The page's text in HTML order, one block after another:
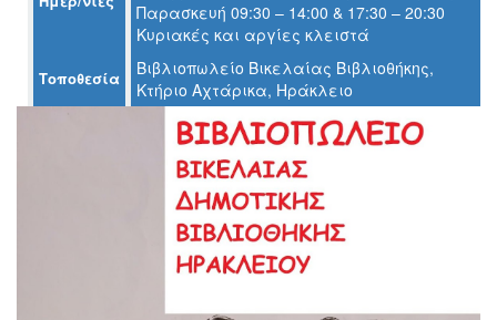
Παρασκευή 09:30 – 14:00 & 17:30 – 20:30
Κυριακές και αργίες κλειστά
Τοποθεσία
Βιβλιοπωλείο Βικελαίας Βιβλιοθήκης,
Κτήριο Αχτάρικα, Ηράκλειο